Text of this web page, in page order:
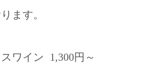
ます。
ワイン 1,300円～